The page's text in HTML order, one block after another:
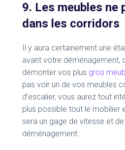
9. Les meubles ne
dans les corridors
Il y aura certainement une
avant votre déménagement,
démonter vos plus gros
pas voir un de vos meubles
d’escalier, vous aurez tout
plus possible tout le mobilier
sera un gage de vitesse et
déménagement.